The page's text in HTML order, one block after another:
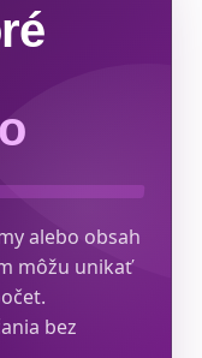
alebo obsah
môžu unikať
bez